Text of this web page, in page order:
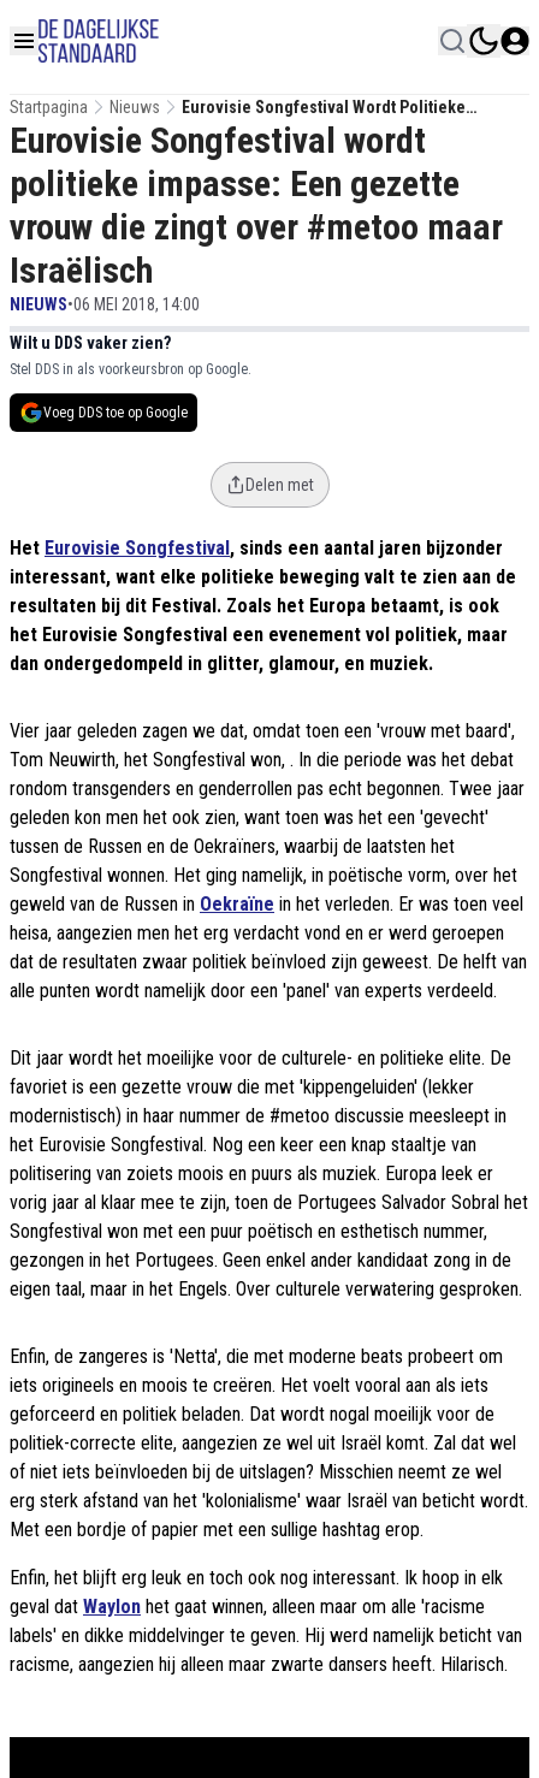
Startpagina Nieuws
Eurovisie Songfestival Wordt Politieke
Impasse: Een Gezette Vrouw Die Zingt Over
#metoo Maar Israëlisch
Eurovisie Songfestival wordt
politieke impasse: Een gezette
vrouw die zingt over #metoo maar
Israëlisch
NIEUWS•06 MEI 2018, 14:00
Wilt u DDS vaker zien?
Stel DDS in als voorkeursbron op Google.
Voeg DDS toe op Google
Delen met
Het Eurovisie Songfestival , sinds een aantal jaren bijzonder
interessant, want elke politieke beweging valt te zien aan de
resultaten bij dit Festival. Zoals het Europa betaamt, is ook
het Eurovisie Songfestival een evenement vol politiek, maar
dan ondergedompeld in glitter, glamour, en muziek.
Vier jaar geleden zagen we dat, omdat toen een 'vrouw met baard',
Tom Neuwirth, het Songfestival won, . In die periode was het debat
rondom transgenders en genderrollen pas echt begonnen. Twee jaar
geleden kon men het ook zien, want toen was het een 'gevecht'
tussen de Russen en de Oekraïners, waarbij de laatsten het
Songfestival wonnen. Het ging namelijk, in poëtische vorm, over het
geweld van de Russen in Oekraïne in het verleden. Er was toen veel
heisa, aangezien men het erg verdacht vond en er werd geroepen
dat de resultaten zwaar politiek beïnvloed zijn geweest. De helft van
alle punten wordt namelijk door een 'panel' van experts verdeeld.
Dit jaar wordt het moeilijke voor de culturele- en politieke elite. De
favoriet is een gezette vrouw die met 'kippengeluiden' (lekker
modernistisch) in haar nummer de #metoo discussie meesleept in
het Eurovisie Songfestival. Nog een keer een knap staaltje van
politisering van zoiets moois en puurs als muziek. Europa leek er
vorig jaar al klaar mee te zijn, toen de Portugees Salvador Sobral het
Songfestival won met een puur poëtisch en esthetisch nummer,
gezongen in het Portugees. Geen enkel ander kandidaat zong in de
eigen taal, maar in het Engels. Over culturele verwatering gesproken.
Enfin, de zangeres is 'Netta', die met moderne beats probeert om
iets origineels en moois te creëren. Het voelt vooral aan als iets
geforceerd en politiek beladen. Dat wordt nogal moeilijk voor de
politiek-correcte elite, aangezien ze wel uit Israël komt. Zal dat wel
of niet iets beïnvloeden bij de uitslagen? Misschien neemt ze wel
erg sterk afstand van het 'kolonialisme' waar Israël van beticht wordt.
Met een bordje of papier met een sullige hashtag erop.
Enfin, het blijft erg leuk en toch ook nog interessant. Ik hoop in elk
geval dat Waylon het gaat winnen, alleen maar om alle 'racisme
labels' en dikke middelvinger te geven. Hij werd namelijk beticht van
racisme, aangezien hij alleen maar zwarte dansers heeft. Hilarisch.